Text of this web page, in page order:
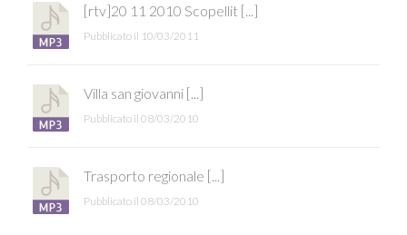
[rtv]20 11 2010 Scopellit [...]
Pubblicato il 10/03/2011
Villa san giovanni [...]
Pubblicato il 08/03/2010
Trasporto regionale [...]
Pubblicato il 08/03/2010